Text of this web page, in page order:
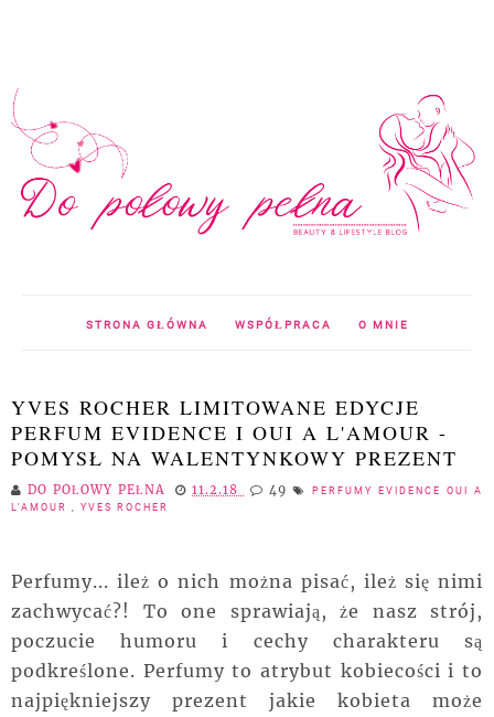
STRONA GŁÓWNA WSPÓŁPRACA O MNIE
YVES ROCHER LIMITOWANE EDYCJE
PERFUM EVIDENCE I OUI A L'AMOUR -
POMYSŁ NA WALENTYNKOWY PREZENT
DO POŁOWY PEŁNA 11.2.18 49
PERFUMY EVIDENCE OUI A
L'AMOUR
YVES ROCHER
Perfumy... ileż o nich można pisać, ileż się nimi
zachwycać?! To one sprawiają, że nasz strój,
poczucie humoru i cechy charakteru są
podkreślone. Perfumy to atrybut kobiecości i to
najpiękniejszy prezent jakie kobieta może